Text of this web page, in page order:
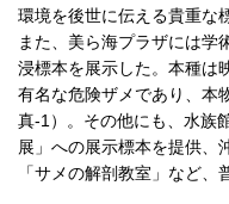
環境を後世に伝える貴重な
また、美ら海プラザには学
浸標本を展示した。本種は
有名な危険ザメであり、本
真-1）。その他にも、水族
展」への展示標本を提供、
「サメの解剖教室」など、